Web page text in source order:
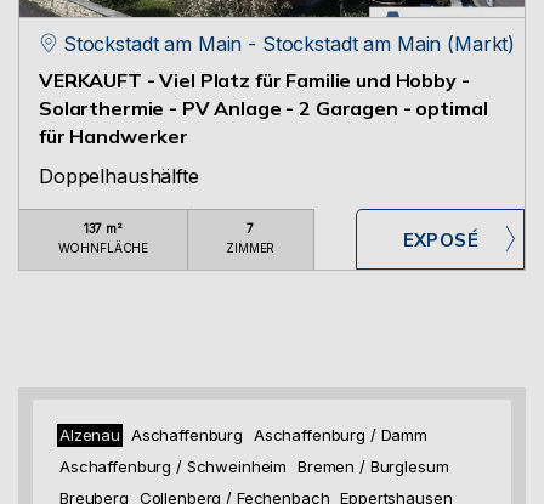
Stockstadt am Main - Stockstadt am Main (Markt)
VERKAUFT - Viel Platz für Familie und Hobby -
Solarthermie - PV Anlage - 2 Garagen - optimal
für Handwerker
Doppelhaushälfte
137 m²
WOHNFLÄCHE
7
ZIMMER
Alzenau Aschaffenburg
Aschaffenburg / Damm
Aschaffenburg / Schweinheim
Bremen / Burglesum
Breuberg
Collenberg / Fechenbach Eppertshausen